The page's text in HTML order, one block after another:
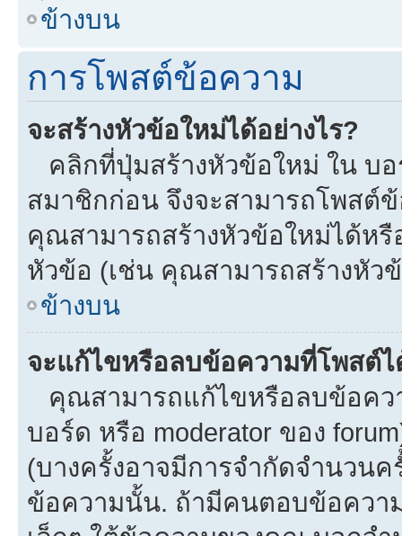
ข้างบน
การโพสต์ข้อความ
จะสร้างหัวข้อใหม่ได้อย่างไร?
คลิกที่ปุ่มสร้างหัวข้อใหม่ ใน บ
สมาชิกก่อน จึงจะสามารถโพสต์
คุณสามารถสร้างหัวข้อใหม่ได้ห
หัวข้อ (เช่น คุณสามารถสร้างหั
ข้างบน
จะแก้ไขหรือลบข้อความที่โพสต์ไ
คุณสามารถแก้ไขหรือลบข้อคว
บอร์ด หรือ moderator ของ
(บางครั้งอาจมีการจำกัดจำนวน
ข้อความนั้น. ถ้ามีคนตอบข้อคว